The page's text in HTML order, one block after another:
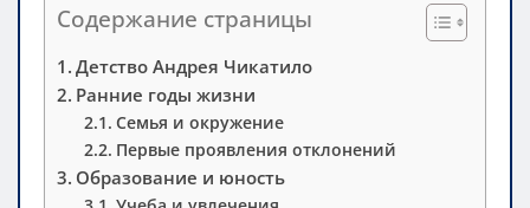
Содержание страницы
Детство Андрея Чикатило
Ранние годы жизни
Семья и окружение
Первые проявления отклонений
Образование и юность